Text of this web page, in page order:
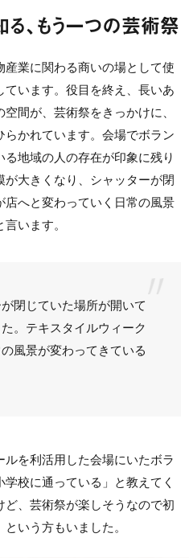
、もう一つの芸術祭
業に関わる商いの場として使
います。役目を終え、長いあ
間が、芸術祭をきっかけに、
かれています。会場でボラン
地域の人の存在が印象に残り
が大きくなり、シャッターが閉
店へと変わっていく日常の風景
います。
閉じていた場所が開いて
。テキスタイルウィーク
風景が変わってきている
を利活用した会場にいたボラ
校に通っている」と教えてく
、芸術祭が楽しそうなので初
いう方もいました。